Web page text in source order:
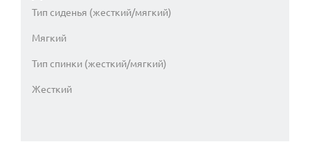
Тип сиденья (жесткий/мягкий)
Мягкий
Тип спинки (жесткий/мягкий)
Жесткий